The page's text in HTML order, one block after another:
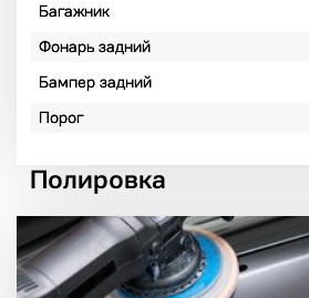
Багажник
Фонарь задний
Бампер задний
Порог
Полировка